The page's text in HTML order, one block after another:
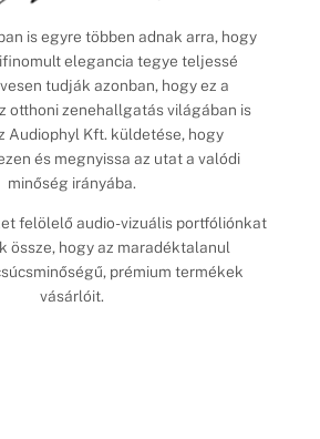
is egyre többen adnak arra, hogy
elegancia tegye teljessé
tudják azonban, hogy ez a
otthoni zenehallgatás világában is
Audiophyl Kft. küldetése, hogy
és megnyissa az utat a valódi
minőség irányába.
felölelő audio-vizuális portfóliónkat
össze, hogy az maradéktalanul
prémium termékek
vásárlóit.